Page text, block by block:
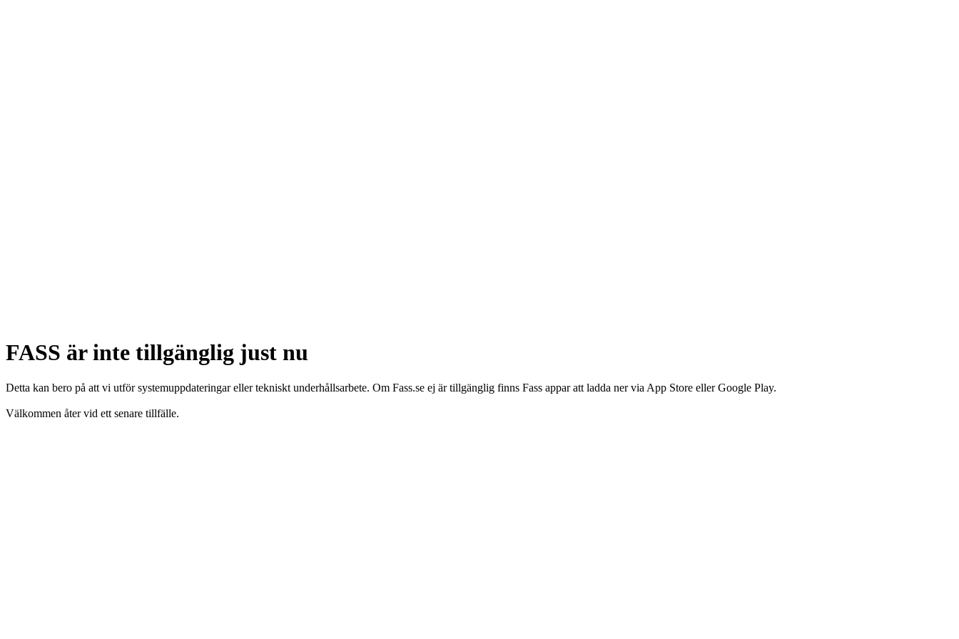
FASS är inte tillgänglig just nu
Detta kan bero på att vi utför systemuppdateringar eller tekniskt underhållsarbete. Om Fass.se ej är tillgänglig finns Fass appar att ladda ner via App Store eller Google Play.
Välkommen åter vid ett senare tillfälle.